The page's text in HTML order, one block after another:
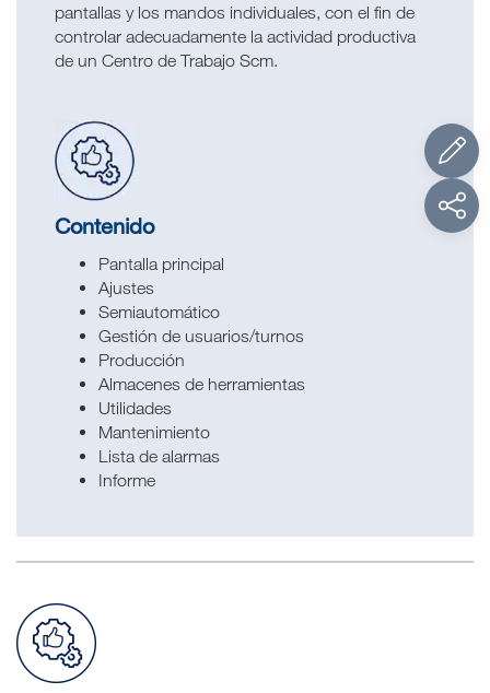
pantallas y los mandos individuales, con el fin de
controlar adecuadamente la actividad productiva
de un Centro de Trabajo Scm.
Contenido
Pantalla principal
Ajustes
Semiautomático
Gestión de usuarios/turnos
Producción
Almacenes de herramientas
Utilidades
Mantenimiento
Lista de alarmas
Informe